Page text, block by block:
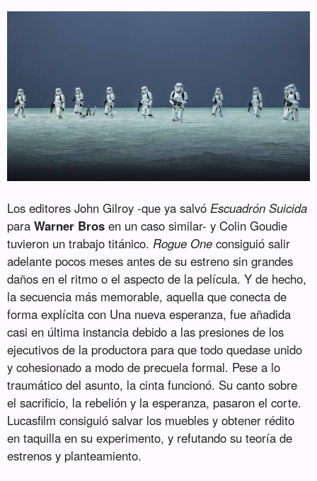
Los editores John Gilroy -que ya salvóEscuadrón Suicida
paraWarner Bros en un caso similar- y Colin Goudie
tuvieron un trabajo titánico.Rogue One consiguió salir
adelante pocos meses antes de su estreno sin grandes
daños en el ritmo o el aspecto de la película. Y de hecho,
la secuencia más memorable, aquella que conecta de
forma explícita con Una nueva esperanza, fue añadida
casi en última instancia debido a las presiones de los
ejecutivos de la productora para que todo quedase unido
y cohesionado a modo de precuela formal. Pese a lo
traumático del asunto, la cinta funcionó. Su canto sobre
el sacrificio, la rebelión y la esperanza, pasaron el corte.
Lucasfilm consiguió salvar los muebles y obtener rédito
en taquilla en su experimento, y refutando su teoría de
estrenos y planteamiento.